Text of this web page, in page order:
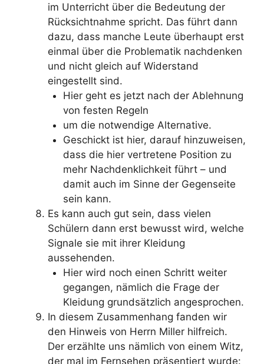
im Unterricht über die Bedeutung der
Rücksichtnahme spricht. Das führt dann
dazu, dass manche Leute überhaupt erst
einmal über die Problematik nachdenken
und nicht gleich auf Widerstand
eingestellt sind.
Hier geht es jetzt nach der Ablehnung
von festen Regeln
um die notwendige Alternative.
Geschickt ist hier, darauf hinzuweisen,
dass die hier vertretene Position zu
mehr Nachdenklichkeit führt – und
damit auch im Sinne der Gegenseite
sein kann.
Es kann auch gut sein, dass vielen
Schülern dann erst bewusst wird, welche
Signale sie mit ihrer Kleidung
aussehenden.
Hier wird noch einen Schritt weiter
gegangen, nämlich die Frage der
Kleidung grundsätzlich angesprochen.
In diesem Zusammenhang fanden wir
den Hinweis von Herrn Miller hilfreich.
Der erzählte uns nämlich von einem Witz,
der mal im Fernsehen präsentiert wurde: